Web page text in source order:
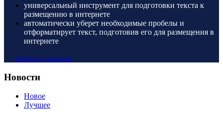
универсальный инструмент для подготовки текста к
размещению в интернете
автоматически уберет необходимые пробелы и
отформатирует текст, подготовив его для размещения в
интернете
Перейти в типограф
Новости
Новое
Лучшее